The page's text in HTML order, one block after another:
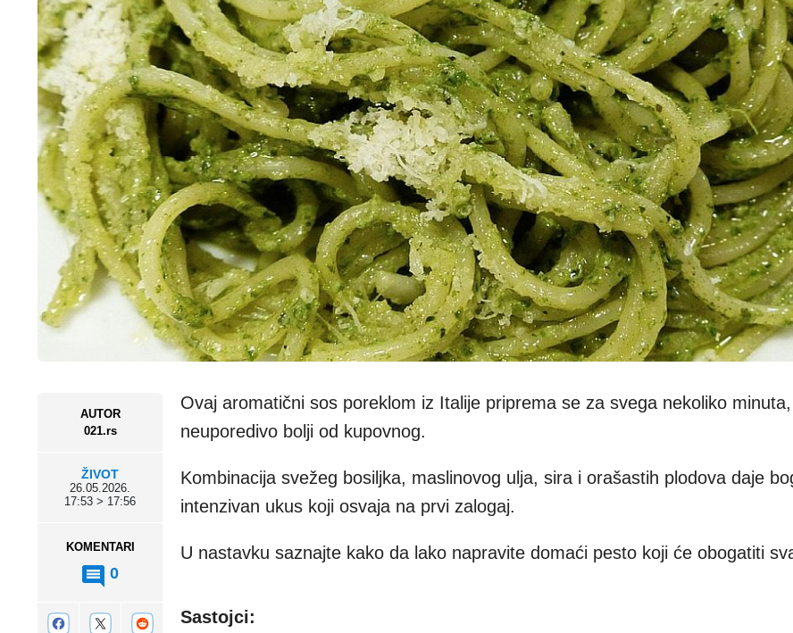
AUTOR
021.rs
ŽIVOT
26.05.2026.
17:53 > 17:56
KOMENTARI
0
Ovaj aromatični sos poreklom iz Italije priprema se za svega nekoliko
neuporedivo bolji od kupovnog.
Kombinacija svežeg bosiljka, maslinovog ulja, sira i orašastih plodova daje
intenzivan ukus koji osvaja na prvi zalogaj.
U nastavku saznajte kako da lako napravite domaći pesto koji će obogatiti
Sastojci: